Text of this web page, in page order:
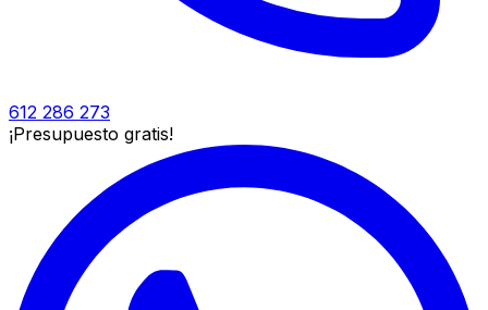
612 286 273
¡Presupuesto gratis!